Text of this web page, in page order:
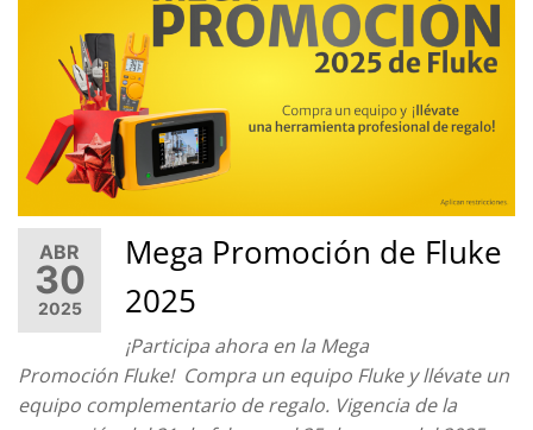
ABR
30
2025
Mega Promoción de Fluke
2025
¡Participa ahora en la Mega
Promoción Fluke! Compra un equipo Fluke y llévate un
equipo complementario de regalo. Vigencia de la